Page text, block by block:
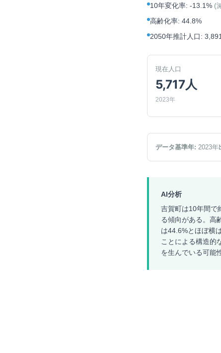
10年変化率: -13.1% (
高齢化率: 44.8%
2050年推計人口:
現在人口
5,717人
2023年
データ基準年: 2023年
AI分析
吉賀町は10年間で
る傾向がある。高
は44.6%とほぼ横
ことによる構造的
を生んでいる可能